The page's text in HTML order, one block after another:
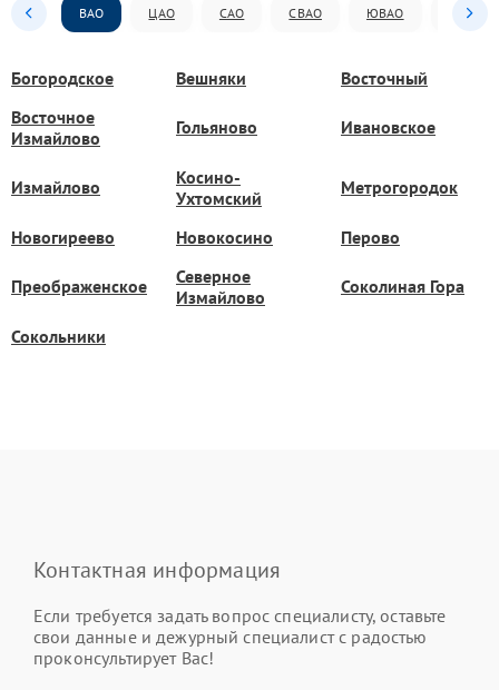
ВАО ЦАО САО СВАО ЮВАО ЮАО
Богородское Вешняки
Восточный
Восточное
Измайлово
Гольяново Ивановское
Измайлово
Косино-
Ухтомский
Метрогородок
Новогиреево Новокосино Перово
Преображенское
Северное
Измайлово
Соколиная Гора
Сокольники
Контактная информация
Если требуется задать вопрос специалисту, оставьте
свои данные и дежурный специалист с радостью
проконсультирует Вас!